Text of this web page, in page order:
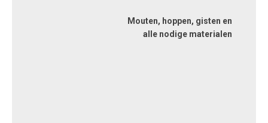
Mouten, hoppen, gisten en
alle nodige materialen